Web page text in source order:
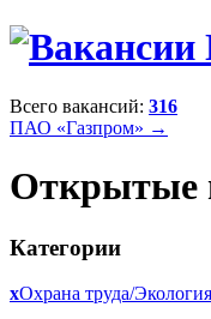
Всего вакансий: 316
ПАО «Газпром» →
Открытые
Категории
xОхрана труда/Экология